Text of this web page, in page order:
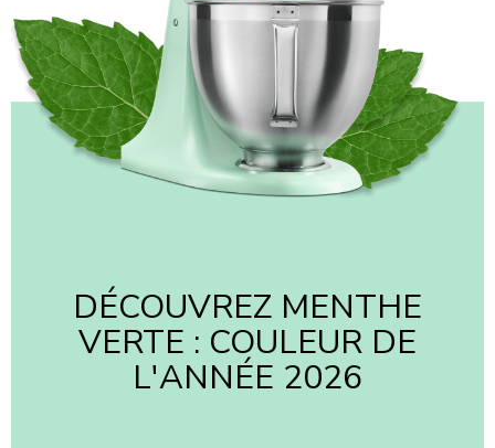
DÉCOUVREZ MENTHE
VERTE : COULEUR DE
L'ANNÉE 2026